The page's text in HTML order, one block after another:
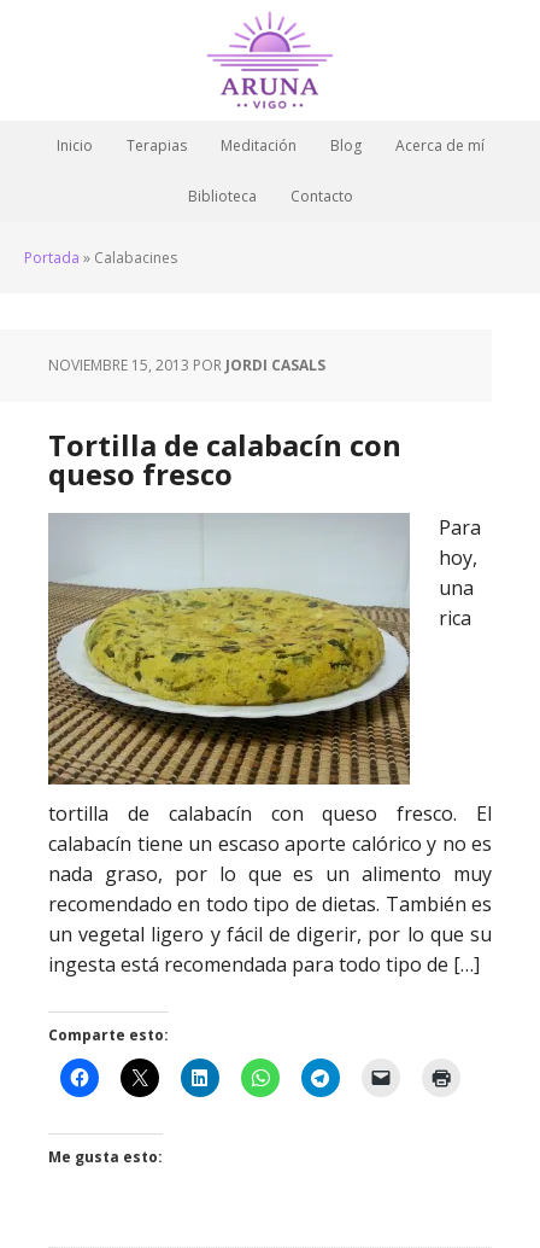
Inicio Terapias Meditación Blog Acerca de mí
Biblioteca Contacto
Portada » Calabacines
NOVIEMBRE 15, 2013 POR JORDI CASALS
Tortilla de calabacín con
queso fresco
Para
hoy,
una
rica
tortilla de calabacín con queso fresco. El
calabacín tiene un escaso aporte calórico y no es
nada graso, por lo que es un alimento muy
recomendado en todo tipo de dietas. También es
un vegetal ligero y fácil de digerir, por lo que su
ingesta está recomendada para todo tipo de […]
Comparte esto:
Me gusta esto: